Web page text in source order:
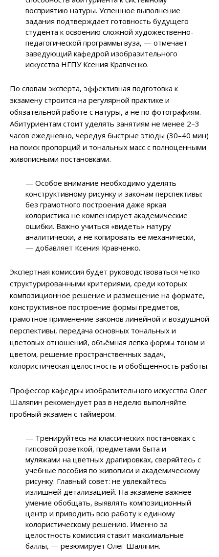
восприятию натуры. Успешное выполнение
задания подтверждает готовность будущего
студента к освоению сложной художественно-
педагогической программы вуза, — отмечает
заведующий кафедрой изобразительного
искусства НГПУ Ксения Кравченко.
По словам эксперта, эффективная подготовка к
экзамену строится на регулярной практике и
обязательной работе с натуры, а не по фотографиям.
Абитуриентам стоит уделять занятиям не менее 2–3
часов ежедневно, чередуя быстрые этюды (30–40 мин)
на поиск пропорций и тональных масс с полноценными
живописными постановками.
— Особое внимание необходимо уделять
конструктивному рисунку и законам перспективы:
без грамотного построения даже яркая
колористика не компенсирует академические
ошибки. Важно учиться «видеть» натуру
аналитически, а не копировать её механически,
— добавляет Ксения Кравченко.
Экспертная комиссия будет руководствоваться чётко
структурированными критериями, среди которых
композиционное решение и размещение на формате,
конструктивное построение формы предметов,
грамотное применение законов линейной и воздушной
перспективы, передача основных тональных и
цветовых отношений, объёмная лепка формы тоном и
цветом, решение пространственных задач,
колористическая целостность и обобщённость работы.
Профессор кафедры изобразительного искусства Олег
Шаляпин рекомендует раз в неделю выполняйте
пробный экзамен с таймером.
— Тренируйтесь на классических постановках с
гипсовой розеткой, предметами быта и
муляжами на цветных драпировках, сверяйтесь с
учебные пособия по живописи и академическому
рисунку. Главный совет: не увлекайтесь
излишней детализацией. На экзамене важнее
умение обобщать, выявлять композиционный
центр и приводить всю работу к единому
колористическому решению. Именно за
целостность комиссия ставит максимальные
баллы, — резюмирует Олег Шаляпин.